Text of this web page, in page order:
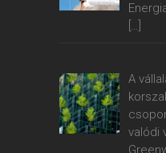
[…]
A
valódi